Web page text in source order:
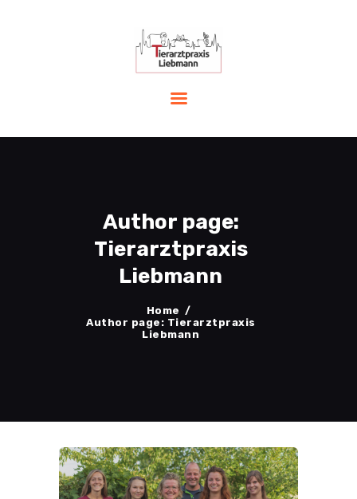
Author page:
Tierarztpraxis
Liebmann
Home
Author page: Tierarztpraxis
Liebmann
NOTFALL
KONTAKT